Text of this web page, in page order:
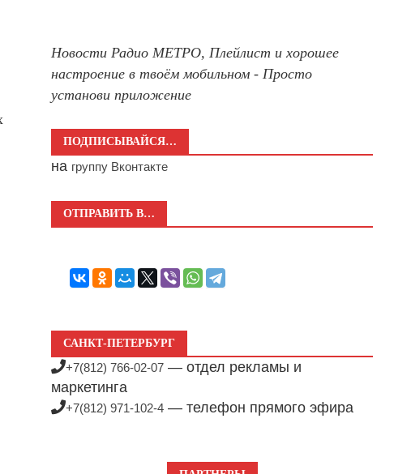
Новости Радио МЕТРО, Плейлист и хорошее
настроение в твоём мобильном - Просто
установи приложение
ПОДПИСЫВАЙСЯ…
на группу Вконтакте
ОТПРАВИТЬ В…
САНКТ-ПЕТЕРБУРГ
+7(812) 766-02-07 — отдел рекламы и
маркетинга
+7(812) 971-102-4 — телефон прямого эфира